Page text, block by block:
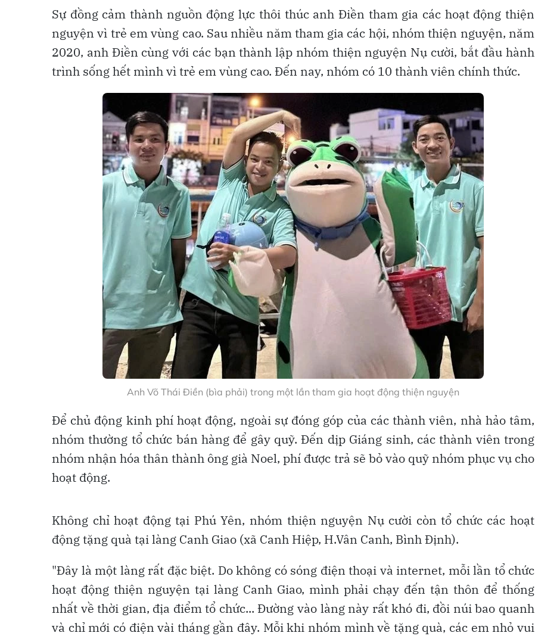
Sự đồng cảm thành nguồn động lực thôi thúc anh Điền tham gia các hoạt động thiện
nguyện vì trẻ em vùng cao. Sau nhiều năm tham gia các hội, nhóm thiện nguyện, năm
2020, anh Điền cùng với các bạn thành lập nhóm thiện nguyện Nụ cười, bắt đầu hành
trình sống hết mình vì trẻ em vùng cao. Đến nay, nhóm có 10 thành viên chính thức.
Anh Võ Thái Điền (bìa phải) trong một lần tham gia hoạt động thiện nguyện
Để chủ động kinh phí hoạt động, ngoài sự đóng góp của các thành viên, nhà hảo tâm,
nhóm thường tổ chức bán hàng để gây quỹ. Đến dịp Giáng sinh, các thành viên trong
nhóm nhận hóa thân thành ông già Noel, phí được trả sẽ bỏ vào quỹ nhóm phục vụ cho
hoạt động.
Không chỉ hoạt động tại Phú Yên, nhóm thiện nguyện Nụ cười còn tổ chức các hoạt
động tặng quà tại làng Canh Giao (xã Canh Hiệp, H.Vân Canh, Bình Định).
"Đây là một làng rất đặc biệt. Do không có sóng điện thoại và internet, mỗi lần tổ chức
hoạt động thiện nguyện tại làng Canh Giao, mình phải chạy đến tận thôn để thống
nhất về thời gian, địa điểm tổ chức... Đường vào làng này rất khó đi, đồi núi bao quanh
và chỉ mới có điện vài tháng gần đây. Mỗi khi nhóm mình về tặng quà, các em nhỏ vui